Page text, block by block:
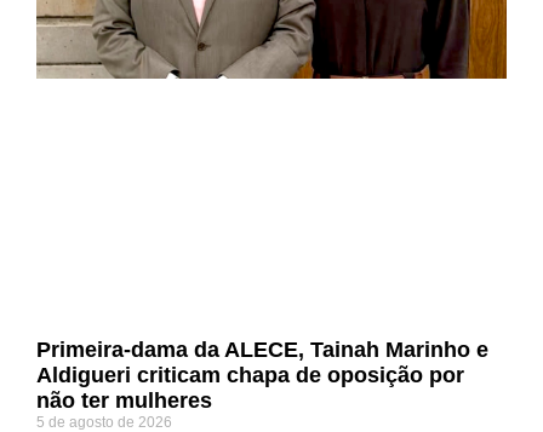
Primeira-dama da ALECE, Tainah Marinho e
Aldigueri criticam chapa de oposição por
não ter mulheres
5 de agosto de 2026